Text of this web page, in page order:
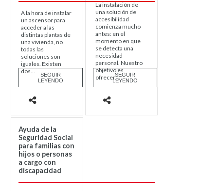
A la hora de instalar
un ascensor para
acceder a las
distintas plantas de
una vivienda, no
todas las
soluciones son
iguales. Existen
dos...
SEGUIR
LEYENDO
La instalación de
una solución de
accesibilidad
comienza mucho
antes: en el
momento en que
se detecta una
necesidad
personal. Nuestro
objetivo es
ofrecer...SEGUIR
LEYENDO
Ayuda de la
Seguridad Social
para familias con
hijos o personas
a cargo con
discapacidad